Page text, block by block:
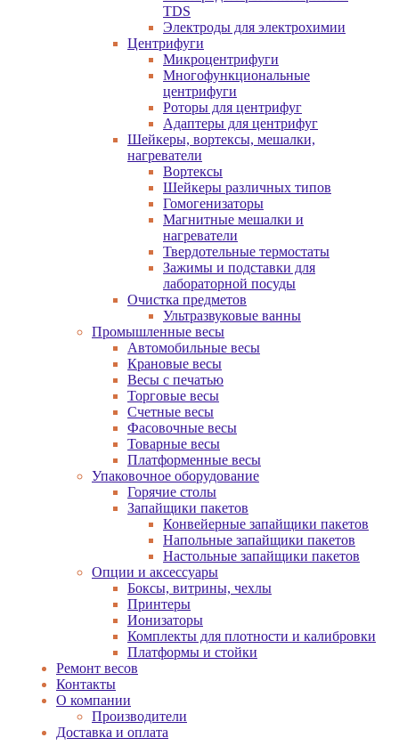
TDS
Электроды для электрохимии
Центрифуги
Микроцентрифуги
Многофункциональные
центрифуги
Роторы для центрифуг
Адаптеры для центрифуг
Шейкеры, вортексы, мешалки,
нагреватели
Вортексы
Шейкеры различных типов
Гомогенизаторы
Магнитные мешалки и
нагреватели
Твердотельные термостаты
Зажимы и подставки для
лабораторной посуды
Очистка предметов
Ультразвуковые ванны
Промышленные весы
Автомобильные весы
Крановые весы
Весы с печатью
Торговые весы
Счетные весы
Фасовочные весы
Товарные весы
Платформенные весы
Упаковочное оборудование
Горячие столы
Запайщики пакетов
Конвейерные запайщики пакетов
Напольные запайщики пакетов
Настольные запайщики пакетов
Опции и аксессуары
Боксы, витрины, чехлы
Принтеры
Ионизаторы
Комплекты для плотности и калибровки
Платформы и стойки
Ремонт весов
Контакты
О компании
Производители
Доставка и оплата